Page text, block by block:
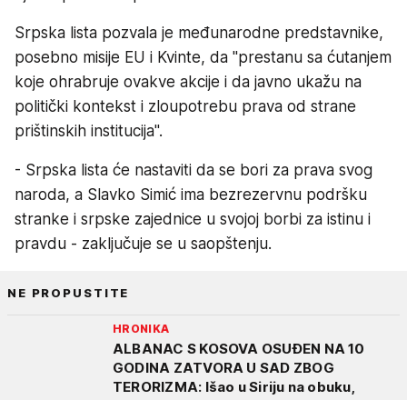
Srpska lista pozvala je međunarodne predstavnike,
posebno misije EU i Kvinte, da "prestanu sa ćutanjem
koje ohrabruje ovakve akcije i da javno ukažu na
politički kontekst i zloupotrebu prava od strane
prištinskih institucija".
- Srpska lista će nastaviti da se bori za prava svog
naroda, a Slavko Simić ima bezrezervnu podršku
stranke i srpske zajednice u svojoj borbi za istinu i
pravdu - zaključuje se u saopštenju.
NE PROPUSTITE
HRONIKA
ALBANAC S KOSOVA OSUĐEN NA 10
GODINA ZATVORA U SAD ZBOG
TERORIZMA: Išao u Siriju na obuku,